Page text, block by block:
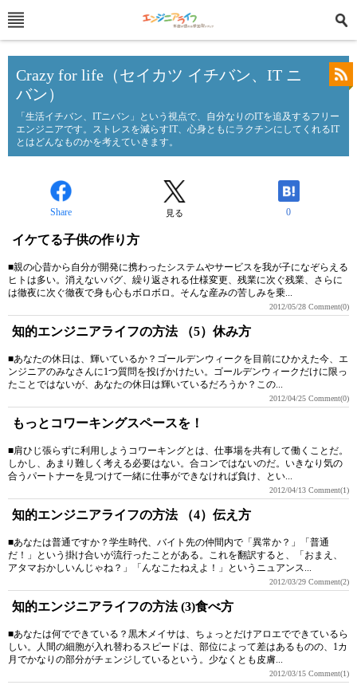
Crazy for life（セイカツ イチバン、IT ニ
バン）
「生活イチバン、ITニバン」という視点で、自分なりのITを追及するフリー
エンジニアです。ストレスを減らすIT、心身ともにラクチンにしてくれるIT
とはどんなものかを考えていきます。
Share 見る 0
イケてる子供の作り方
■親の心昔から自分が開発に携わったシステムやサービスを我が子になぞらえる
ヒトは多い。消えないバグ、繰り返される仕様変更、残業に次ぐ残業、さらに
は徹夜に次ぐ徹夜で身も心もボロボロ。そんな産みの苦しみを乗...
2012/05/28 Comment(0)
知的エンジニアライフの方法 （5）休み方
■あなたの休日は、輝いているか？ゴールデンウィークを目前にひかえた今、エ
ンジニアのみなさんに1つ質問を投げかけたい。ゴールデンウィークだけに限っ
たことではないが、あなたの休日は輝いているだろうか？この...
2012/04/25 Comment(0)
もっとコワーキングスペースを！
■肩ひじ張らずに利用しようコワーキングとは、仕事場を共有して働くことだ。
しかし、あまり難しく考える必要はない。合コンではないのだ。いきなり気の
合うパートナーを見つけて一緒に仕事ができなければ負け、とい...
2012/04/13 Comment(1)
知的エンジニアライフの方法 （4）伝え方
■あなたは普通ですか？学生時代、バイト先の仲間内で「異常か？」「普通
だ！」という掛け合いが流行ったことがある。これを翻訳すると、「おまえ、
アタマおかしいんじゃね？」「んなこたねえよ！」というニュアンス...
2012/03/29 Comment(2)
知的エンジニアライフの方法 (3)食べ方
■あなたは何でできている？黒木メイサは、ちょっとだけアロエでできているら
しい。人間の細胞が入れ替わるスピードは、部位によって差はあるものの、1カ
月でかなりの部分がチェンジしているという。少なくとも皮膚...
2012/03/15 Comment(1)